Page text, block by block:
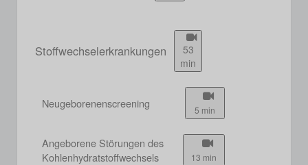
Stoffwechselerkrankungen
53
min
Neugeborenenscreening 5 min
Angeborene Störungen des
Kohlenhydratstoffwechsels
13 min